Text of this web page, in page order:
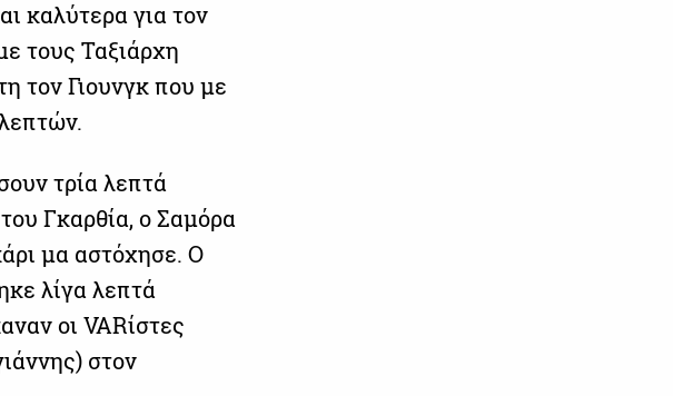
καλύτερα για τον
τους Ταξιάρχη
τον Γιουνγκ που με
τρία λεπτά
Γκαρθία, ο Σαμόρα
μα αστόχησε. Ο
λίγα λεπτά
οι VARίστες
στον